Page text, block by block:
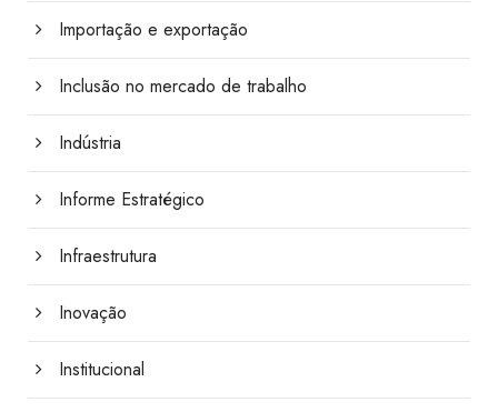
Importação e exportação
Inclusão no mercado de trabalho
Indústria
Informe Estratégico
Infraestrutura
Inovação
Institucional